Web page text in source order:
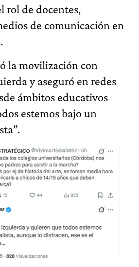
rol de docentes,
de comunicación en
la movilización con
y aseguró en redes
ámbitos educativos
estemos bajo un